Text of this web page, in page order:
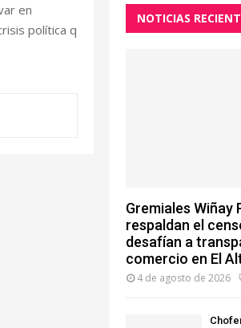
en
política q
NOTICIAS
Gremiales Wiñay
respaldan el
desafían a
comercio en El
4 de agosto de 2026